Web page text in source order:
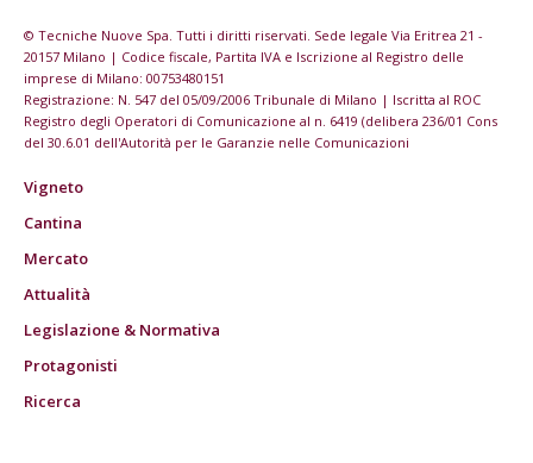
© Tecniche Nuove Spa. Tutti i diritti riservati. Sede legale Via Eritrea 21 -
20157 Milano | Codice fiscale, Partita IVA e Iscrizione al Registro delle
imprese di Milano: 00753480151
Registrazione: N. 547 del 05/09/2006 Tribunale di Milano | Iscritta al ROC
Registro degli Operatori di Comunicazione al n. 6419 (delibera 236/01 Cons
del 30.6.01 dell'Autorità per le Garanzie nelle Comunicazioni
Vigneto
Cantina
Mercato
Attualità
Legislazione & Normativa
Protagonisti
Ricerca